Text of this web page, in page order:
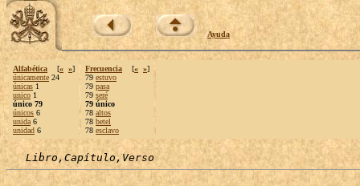
Ayuda
Alfabética [« »]
únicamente 24
únicas 1
unico 1
único 79
únicos 6
unida 6
unidad 6
Frecuencia [« »]
79 estuvo
79 pasa
79 seré
79 único
78 altos
78 betel
78 esclavo
Libro,Capítulo,Verso